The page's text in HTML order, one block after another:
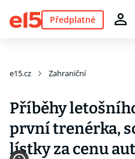
Předplatné
e15.cz Zahraniční
Příběhy
první trenérka,
lístky za cenu